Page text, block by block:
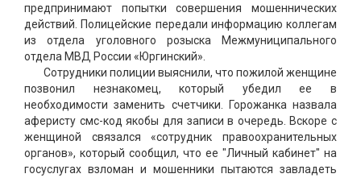
предпринимают попытки совершения мошеннических
действий. Полицейские передали информацию коллегам
из отдела уголовного розыска Межмуниципального
отдела МВД России «Юргинский».
Сотрудники полиции выяснили, что пожилой женщине
позвонил незнакомец, который убедил ее в
необходимости заменить счетчики. Горожанка назвала
аферисту смс-код якобы для записи в очередь. Вскоре с
женщиной связался «сотрудник правоохранительных
органов», который сообщил, что ее "Личный кабинет" на
госуслугах взломан и мошенники пытаются завладеть